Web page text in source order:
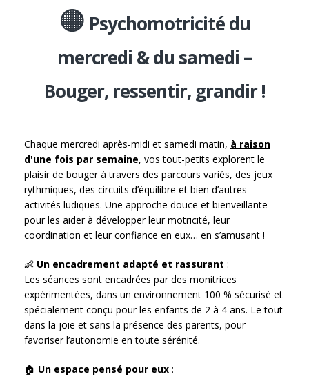
🟠 Psychomotricité du
mercredi & du samedi –
Bouger, ressentir, grandir !
Chaque mercredi après-midi et samedi matin, à raison
d'une fois par semaine, vos tout-petits explorent le
plaisir de bouger à travers des parcours variés, des jeux
rythmiques, des circuits d’équilibre et bien d’autres
activités ludiques. Une approche douce et bienveillante
pour les aider à développer leur motricité, leur
coordination et leur confiance en eux… en s’amusant !
👶 Un encadrement adapté et rassurant :
Les séances sont encadrées par des monitrices
expérimentées, dans un environnement 100 % sécurisé et
spécialement conçu pour les enfants de 2 à 4 ans. Le tout
dans la joie et sans la présence des parents, pour
favoriser l’autonomie en toute sérénité.
🏠 Un espace pensé pour eux :